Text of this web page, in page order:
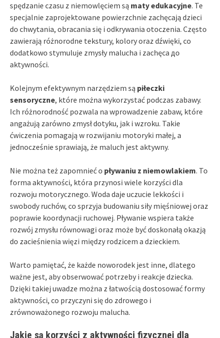
spędzanie czasu z niemowlęciem są maty edukacyjne. Te
specjalnie zaprojektowane powierzchnie zachęcają dzieci
do chwytania, obracania się i odkrywania otoczenia. Często
zawierają różnorodne tekstury, kolory oraz dźwięki, co
dodatkowo stymuluje zmysły malucha i zachęca до
aktywności.
Kolejnym efektywnym narzędziem są piłeczki
sensoryczne, które można wykorzystać podczas zabawy.
Ich różnorodność pozwala na wprowadzenie zabaw, które
angażują zarówno zmysł dotyku, jak i wzroku. Takie
ćwiczenia pomagają w rozwijaniu motoryki małej, a
jednocześnie sprawiają, że maluch jest aktywny.
Nie można też zapomnieć o pływaniu z niemowlakiem. To
forma aktywności, która przynosi wiele korzyści dla
rozwoju motorycznego. Woda daje uczucie lekkości i
swobody ruchów, co sprzyja budowaniu siły mięśniowej oraz
poprawie koordynacji ruchowej. Pływanie wspiera także
rozwój zmysłu równowagi oraz może być doskonałą okazją
do zacieśnienia więzi między rodzicem a dzieckiem.
Warto pamiętać, że każde noworodek jest inne, dlatego
ważne jest, aby obserwować potrzeby i reakcje dziecka.
Dzięki takiej uwadze można z łatwością dostosować formy
aktywności, co przyczyni się do zdrowego i
zrównoważonego rozwoju malucha.
Jakie są korzyści z aktywności fizycznej dla